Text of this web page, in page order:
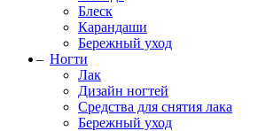
Блеск
Карандаши
Бережный уход
Ногти
Лак
Дизайн ногтей
Средства для снятия лака
Бережный уход